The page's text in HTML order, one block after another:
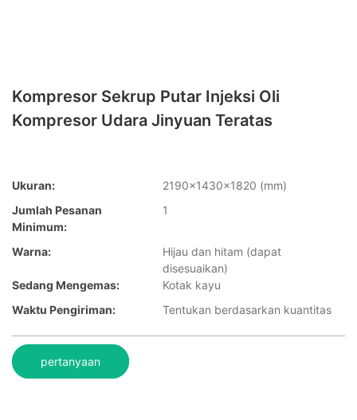
Kompresor Sekrup Putar Injeksi Oli
Kompresor Udara Jinyuan Teratas
Ukuran:
2190x1430x1820 (mm)
Jumlah Pesanan
Minimum:
1
Warna:
Hijau dan hitam (dapat
disesuaikan)
Sedang Mengemas:
Kotak kayu
Waktu Pengiriman:
Tentukan berdasarkan kuantitas
pertanyaan